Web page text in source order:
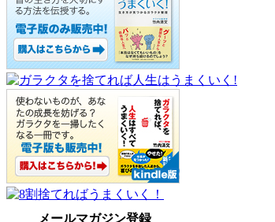
メールマガジン登録